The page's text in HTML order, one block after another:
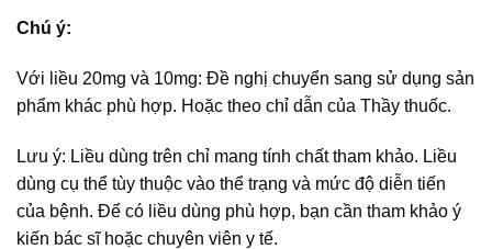
Chú ý:
Với liều 20mg và 10mg: Đề nghị chuyển sang sử dụng sản
phẩm khác phù hợp. Hoặc theo chỉ dẫn của Thầy thuốc.
Lưu ý: Liều dùng trên chỉ mang tính chất tham khảo. Liều
dùng cụ thể tùy thuộc vào thể trạng và mức độ diễn tiến
của bệnh. Để có liều dùng phù hợp, bạn cần tham khảo ý
kiến bác sĩ hoặc chuyên viên y tế.